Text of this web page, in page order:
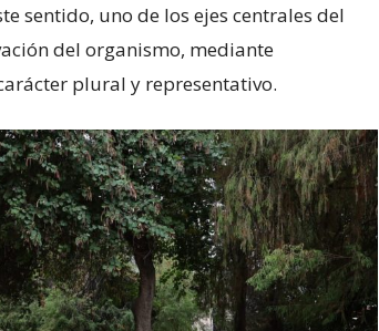
sentido, uno de los ejes centrales del
del organismo, mediante
plural y representativo.